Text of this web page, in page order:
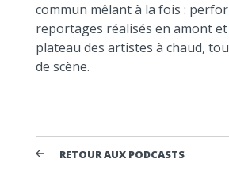
commun mêlant à la fois :
reportages réalisés en amont
plateau des artistes à chaud,
de scène.
RETOUR AUX PODCASTS